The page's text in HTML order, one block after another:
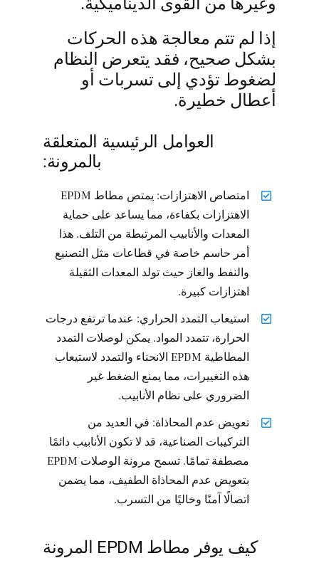
إذا لم تتم معالجة هذه الحركات
بشكل صحيح، فقد يتعرض النظام
لضغوط تؤدي إلى تسربات أو
أعطال خطيرة.
العوامل الرئيسية المتعلقة
بالمرونة:
امتصاص الاهتزازات: يمتص مطاط EPDM
الاهتزازات بكفاءة، مما يساعد على حماية
المعدات والأنابيب المرتبطة من التلف. هذا
أمر حاسم خاصة في قطاعات مثل التصنيع
والنفط والغاز حيث تولد المعدات الثقيلة
اهتزازات كبيرة.
استيعاب التمدد الحراري: عندما ترتفع درجات
الحرارة، تتمدد المواد. يمكن لوصلات التمدد
المطاطية EPDM الانحناء والتمدد لاستيعاب
هذه التغييرات، مما يمنع الضغط غير
الضروري على نظام الأنابيب.
تعويض عدم المحاذاة: في العديد من
التركيبات الصناعية، قد لا تكون الأنابيب دائمًا
مصطفة تمامًا. تسمح مرونة الوصلات EPDM
بتعويض عدم المحاذاة الطفيف، مما يضمن
اتصالًا آمنًا وخاليًا من التسرب.
كيف يوفر مطاط EPDM المرونة